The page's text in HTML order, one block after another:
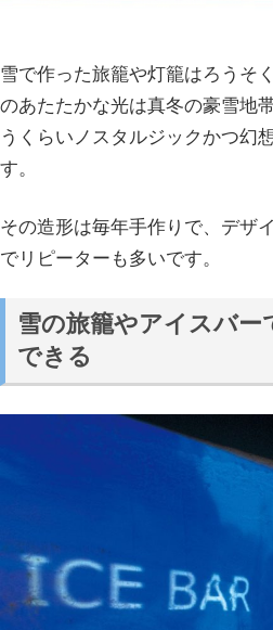
雪で作った旅籠や灯籠はろうそ
のあたたかな光は真冬の豪雪地
うくらいノスタルジックかつ幻
す。
その造形は毎年手作りで、デザ
でリピーターも多いです。
雪の旅籠やアイスバー
できる